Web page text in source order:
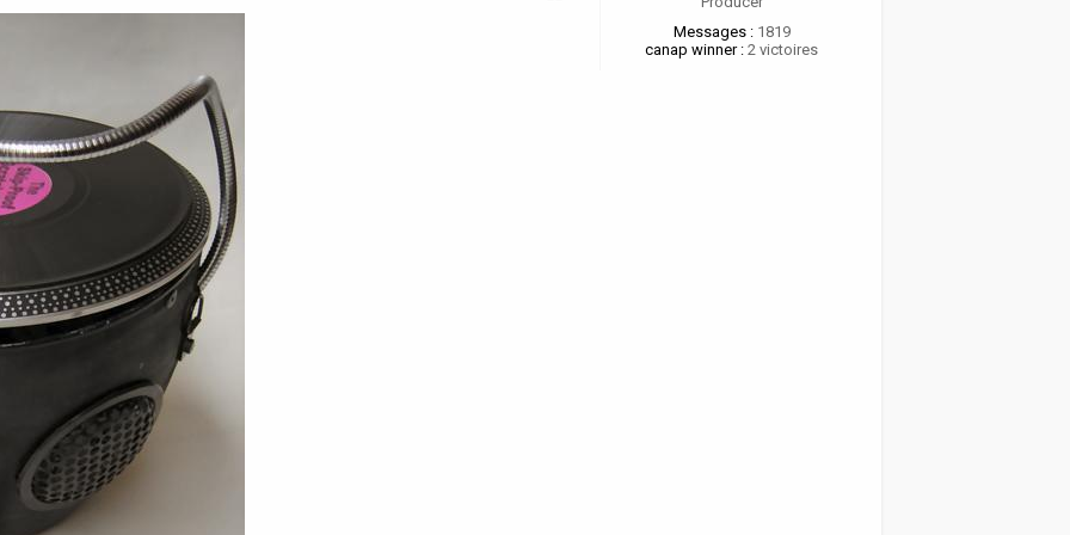
Messages : 1819
canap winner : 2 victoires